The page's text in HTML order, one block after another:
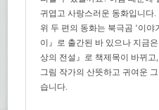
귀엽고 사랑스러운 동화입니다.
위 두 편의 동화는 북극곰 ‘이야
이』로 출간된 바 있으나 지금
상의 전설』로 책제목이 바뀌
그림 작가의 산뜻하고 귀여운
습니다.